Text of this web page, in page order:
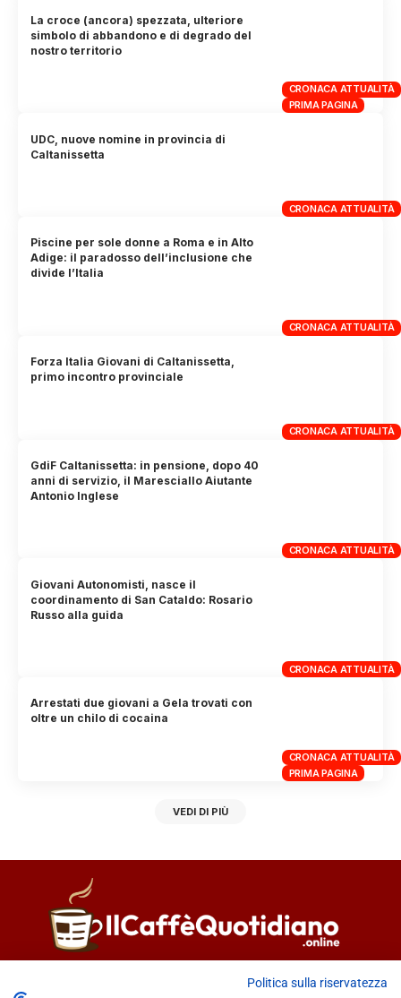
CRONACA ATTUALITÀ
PRIMA PAGINA
La croce (ancora) spezzata, ulteriore
simbolo di abbandono e di degrado del
nostro territorio
CRONACA ATTUALITÀ
UDC, nuove nomine in provincia di
Caltanissetta
CRONACA ATTUALITÀ
Piscine per sole donne a Roma e in Alto
Adige: il paradosso dell’inclusione che
divide l’Italia
CRONACA ATTUALITÀ
Forza Italia Giovani di Caltanissetta,
primo incontro provinciale
CRONACA ATTUALITÀ
GdiF Caltanissetta: in pensione, dopo 40
anni di servizio, il Maresciallo Aiutante
Antonio Inglese
CRONACA ATTUALITÀ
Giovani Autonomisti, nasce il
coordinamento di San Cataldo: Rosario
Russo alla guida
CRONACA ATTUALITÀ
PRIMA PAGINA
Arrestati due giovani a Gela trovati con
oltre un chilo di cocaina
VEDI DI PIÙ
Fiorella Falci
Politica sulla riservatezza